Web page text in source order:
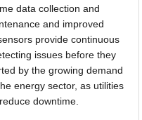
data collection and
and improved
provide continuous
issues before they
by the growing demand
energy sector, as utilities
downtime.